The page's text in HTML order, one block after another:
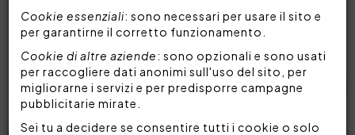
Cookie essenziali: sono necessari per usare il sito e
per garantirne il corretto funzionamento.
Cookie di altre aziende: sono opzionali e sono usati
per raccogliere dati anonimi sull'uso del sito, per
migliorarne i servizi e per predisporre campagne
pubblicitarie mirate.
Sei tu a decidere se consentire tutti i cookie o solo